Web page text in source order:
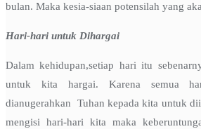
bulan. Maka kesia-siaan potensilah yang
Hari-hari untuk Dihargai
Dalam kehidupan,setiap hari itu
untuk kita hargai. Karena semua
dianugerahkan Tuhan kepada kita untuk
mengisi hari-hari kita maka